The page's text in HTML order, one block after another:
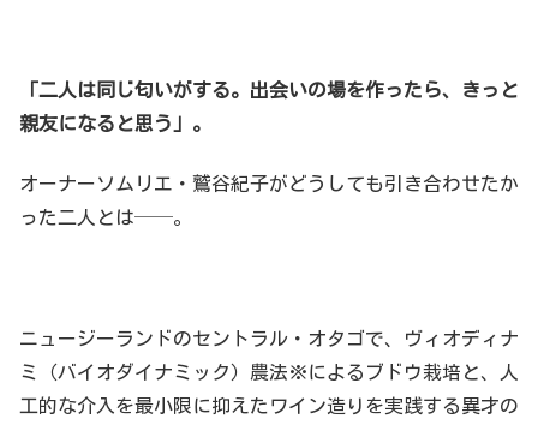
「二人は同じ匂いがする。出会いの場を作ったら、きっと
親友になると思う」。
オーナーソムリエ・鷲谷紀子がどうしても引き合わせたか
った二人とは──。
ニュージーランドのセントラル・オタゴで、ヴィオディナ
ミ（バイオダイナミック）農法※によるブドウ栽培と、人
工的な介入を最小限に抑えたワイン造りを実践する異才の